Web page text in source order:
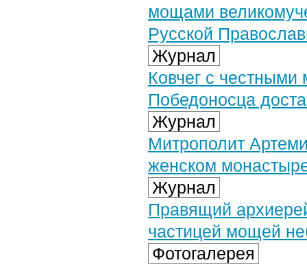
мощами
Русской
Журнал
Ковчег с честными
Победоносца
Журнал
Митрополит
женском
Журнал
Правящий
частицей мощей
Фотогалерея